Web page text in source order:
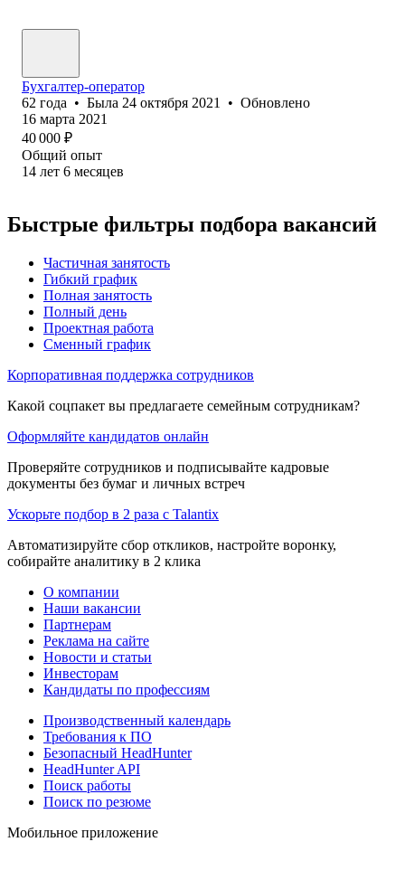
Бухгалтер-оператор
62 года • Была 24 октября 2021 • Обновлено
16 марта 2021
40 000 ₽
Общий опыт
14 лет 6 месяцев
Быстрые фильтры подбора вакансий
Частичная занятость
Гибкий график
Полная занятость
Полный день
Проектная работа
Сменный график
Корпоративная поддержка сотрудников
Какой соцпакет вы предлагаете семейным сотрудникам?
Оформляйте кандидатов онлайн
Проверяйте сотрудников и подписывайте кадровые
документы без бумаг и личных встреч
Ускорьте подбор в 2 раза с Talantix
Автоматизируйте сбор откликов, настройте воронку,
собирайте аналитику в 2 клика
О компании
Наши вакансии
Партнерам
Реклама на сайте
Новости и статьи
Инвесторам
Кандидаты по профессиям
Производственный календарь
Требования к ПО
Безопасный HeadHunter
HeadHunter API
Поиск работы
Поиск по резюме
Мобильное приложение